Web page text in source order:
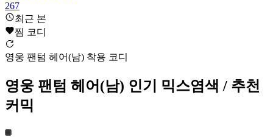
267
296
터프가이 머리(남)
267
네오 스우(남)
263
최근 본
찜 코디
영웅 팬텀 헤어(남) 착용 코디
영웅 팬텀 헤어(남) 인기 믹스염색 / 추천
커믹